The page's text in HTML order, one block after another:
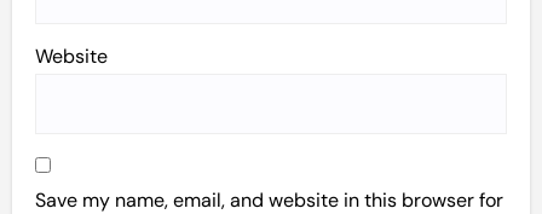
Website
Save my name, email, and website in this browser for